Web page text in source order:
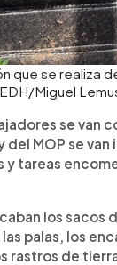
que se realiza
Miguel
se van
del MOP se van
tareas
los sacos
palas, los
rastros de